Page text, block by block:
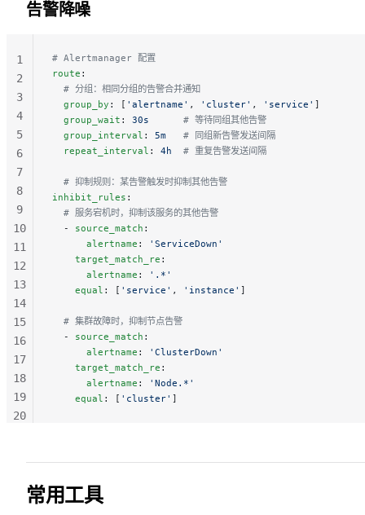
49
50
51
52
告警降噪
# Alertmanager 配置
route :
  # 分组：相同分组的告警合并通知
  group_by
: [ 'alertname' , 'cluster' , 'service' ]
  group_wait
: 30s
      # 等待同组其他告警
  group_interval
: 5m
   # 同组新告警发送间隔
  repeat_interval
: 4h
  # 重复告警发送间隔
  # 抑制规则：某告警触发时抑制其他告警
inhibit_rules :
  # 服务宕机时，抑制该服务的其他告警
  -
source_match :
      alertname
:
'ServiceDown'
    target_match_re
:
      alertname
:
'.*'
    equal
: [ 'service' , 'instance' ]
  # 集群故障时，抑制节点告警
  -
source_match :
      alertname
:
'ClusterDown'
    target_match_re
:
      alertname
:
'Node.*'
    equal
: [ 'cluster' ]
1
2
3
4
5
6
7
8
9
10
11
12
13
14
15
16
17
18
19
20
常用工具